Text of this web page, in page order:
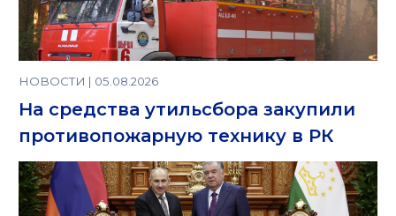
НОВОСТИ | 05.08.2026
На средства утильсбора закупили
противопожарную технику в РК